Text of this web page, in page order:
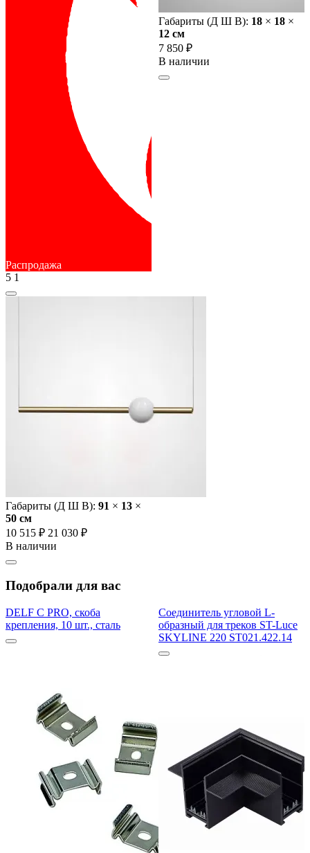
Распродажа
5 1
Габариты (Д Ш В): 91 × 13 ×
50 cм
10 515 ₽ 21 030 ₽
В наличии
Габариты (Д Ш В): 18 × 18 ×
12 cм
7 850 ₽
В наличии
Подобрали для вас
DELF C PRO, скоба
крепления, 10 шт., сталь
Соединитель угловой L-
образный для треков ST-Luce
SKYLINE 220 ST021.422.14